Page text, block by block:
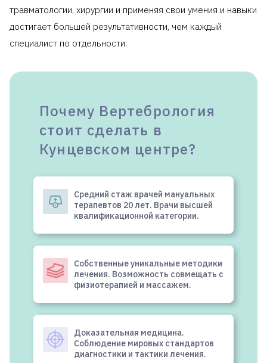
травматологии, хирургии и применяя свои умения и навыки
достигает большей результативности, чем каждый
специалист по отдельности.
Почему Вертебрология
стоит сделать в
Кунцевском центре?
Средний стаж врачей мануальных
терапевтов 20 лет. Врачи высшей
квалификационной категории.
Собственные уникальные методики
лечения. Возможность совмещать с
физиотерапией и массажем.
Доказательная медицина.
Соблюдение мировых стандартов
диагностики и тактики лечения.